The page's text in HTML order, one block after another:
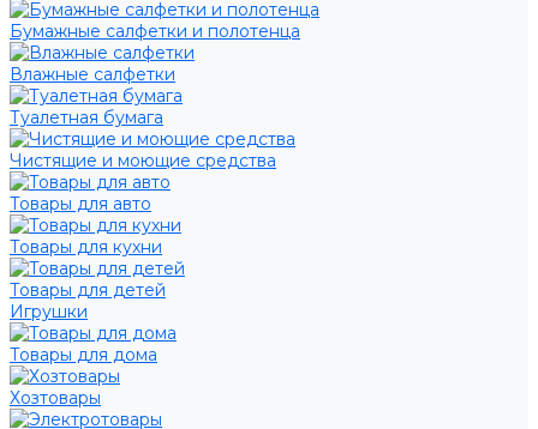
Бумажные салфетки и полотенца
Влажные салфетки
Туалетная бумага
Чистящие и моющие средства
Товары для авто
Товары для кухни
Товары для детей
Игрушки
Товары для дома
Хозтовары